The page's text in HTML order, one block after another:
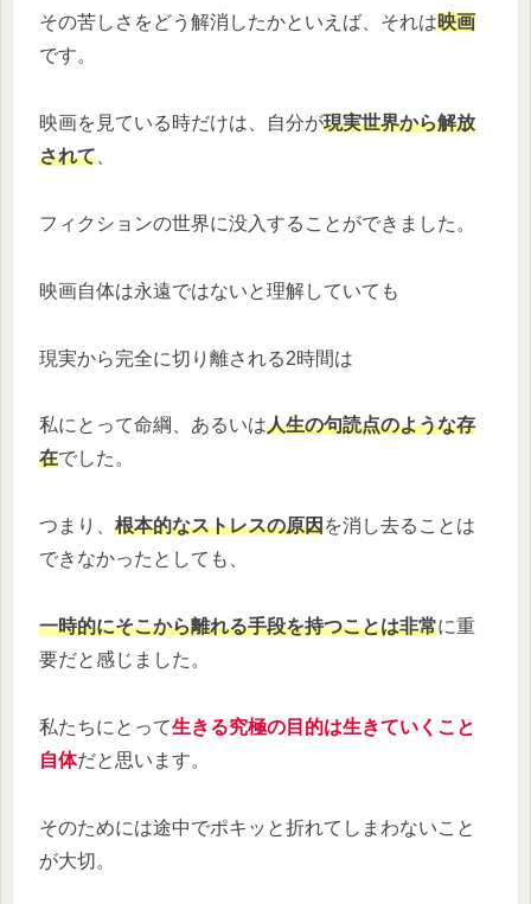
その苦しさをどう解消したかといえば、それは映画
です。
映画を見ている時だけは、自分が現実世界から解放
されて
フィクションの世界に没入することができました。
映画自体は永遠ではないと理解していても
現実から完全に切り離される2時間は
私にとって命綱、あるいは人生の句読点のような存
在でした。
つまり、 根本的なストレスの原因を消し去ることは
できなかったとしても、
一時的にそこから離れる手段を持つことは非常に重
要だと感じました。
私たちにとって生きる究極の目的は生きていくこと
自体だと思います。
そのためには途中でポキッと折れてしまわないこと
が大切。